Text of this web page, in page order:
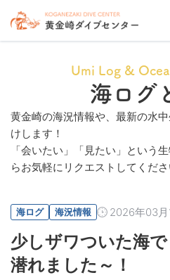
Umi Log &
海ログ
黄金崎の海況情報や、最新の水
けします！
「会いたい」「見たい」という
らお気軽にリクエストしてくださ
海ログ 海況情報 2026年03
少しザワついた海
潜れました～！